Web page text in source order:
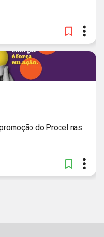
do Procel nas